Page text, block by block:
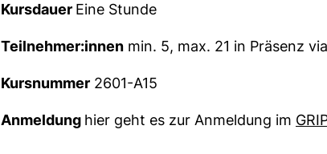
Kursdauer Eine Stunde
Teilnehmer:innen min. 5, max. 21 in Präsenz
Kursnummer 2601-A15
Anmeldung hier geht es zur Anmeldung im